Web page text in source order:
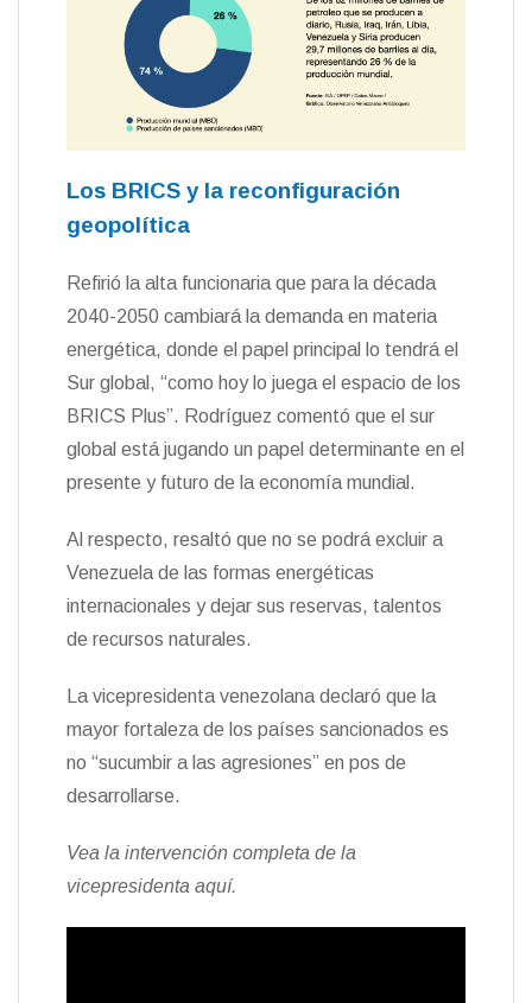
Los BRICS y la reconfiguración
geopolítica
Refirió la alta funcionaria que para la década
2040-2050 cambiará la demanda en materia
energética, donde el papel principal lo tendrá el
Sur global, “como hoy lo juega el espacio de los
BRICS Plus”. Rodríguez comentó que el sur
global está jugando un papel determinante en el
presente y futuro de la economía mundial.
Al respecto, resaltó que no se podrá excluir a
Venezuela de las formas energéticas
internacionales y dejar sus reservas, talentos
de recursos naturales.
La vicepresidenta venezolana declaró que la
mayor fortaleza de los países sancionados es
no “sucumbir a las agresiones” en pos de
desarrollarse.
Vea la intervención completa de la
vicepresidenta aquí.